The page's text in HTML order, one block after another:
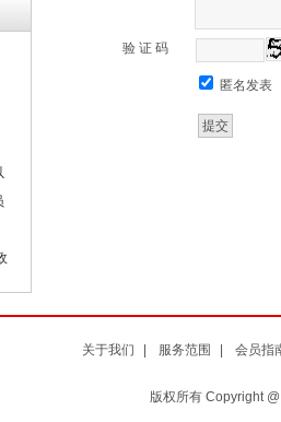
验 证 码
匿名发表
版权所有 Copyright
关于我们 服务范围 会员指